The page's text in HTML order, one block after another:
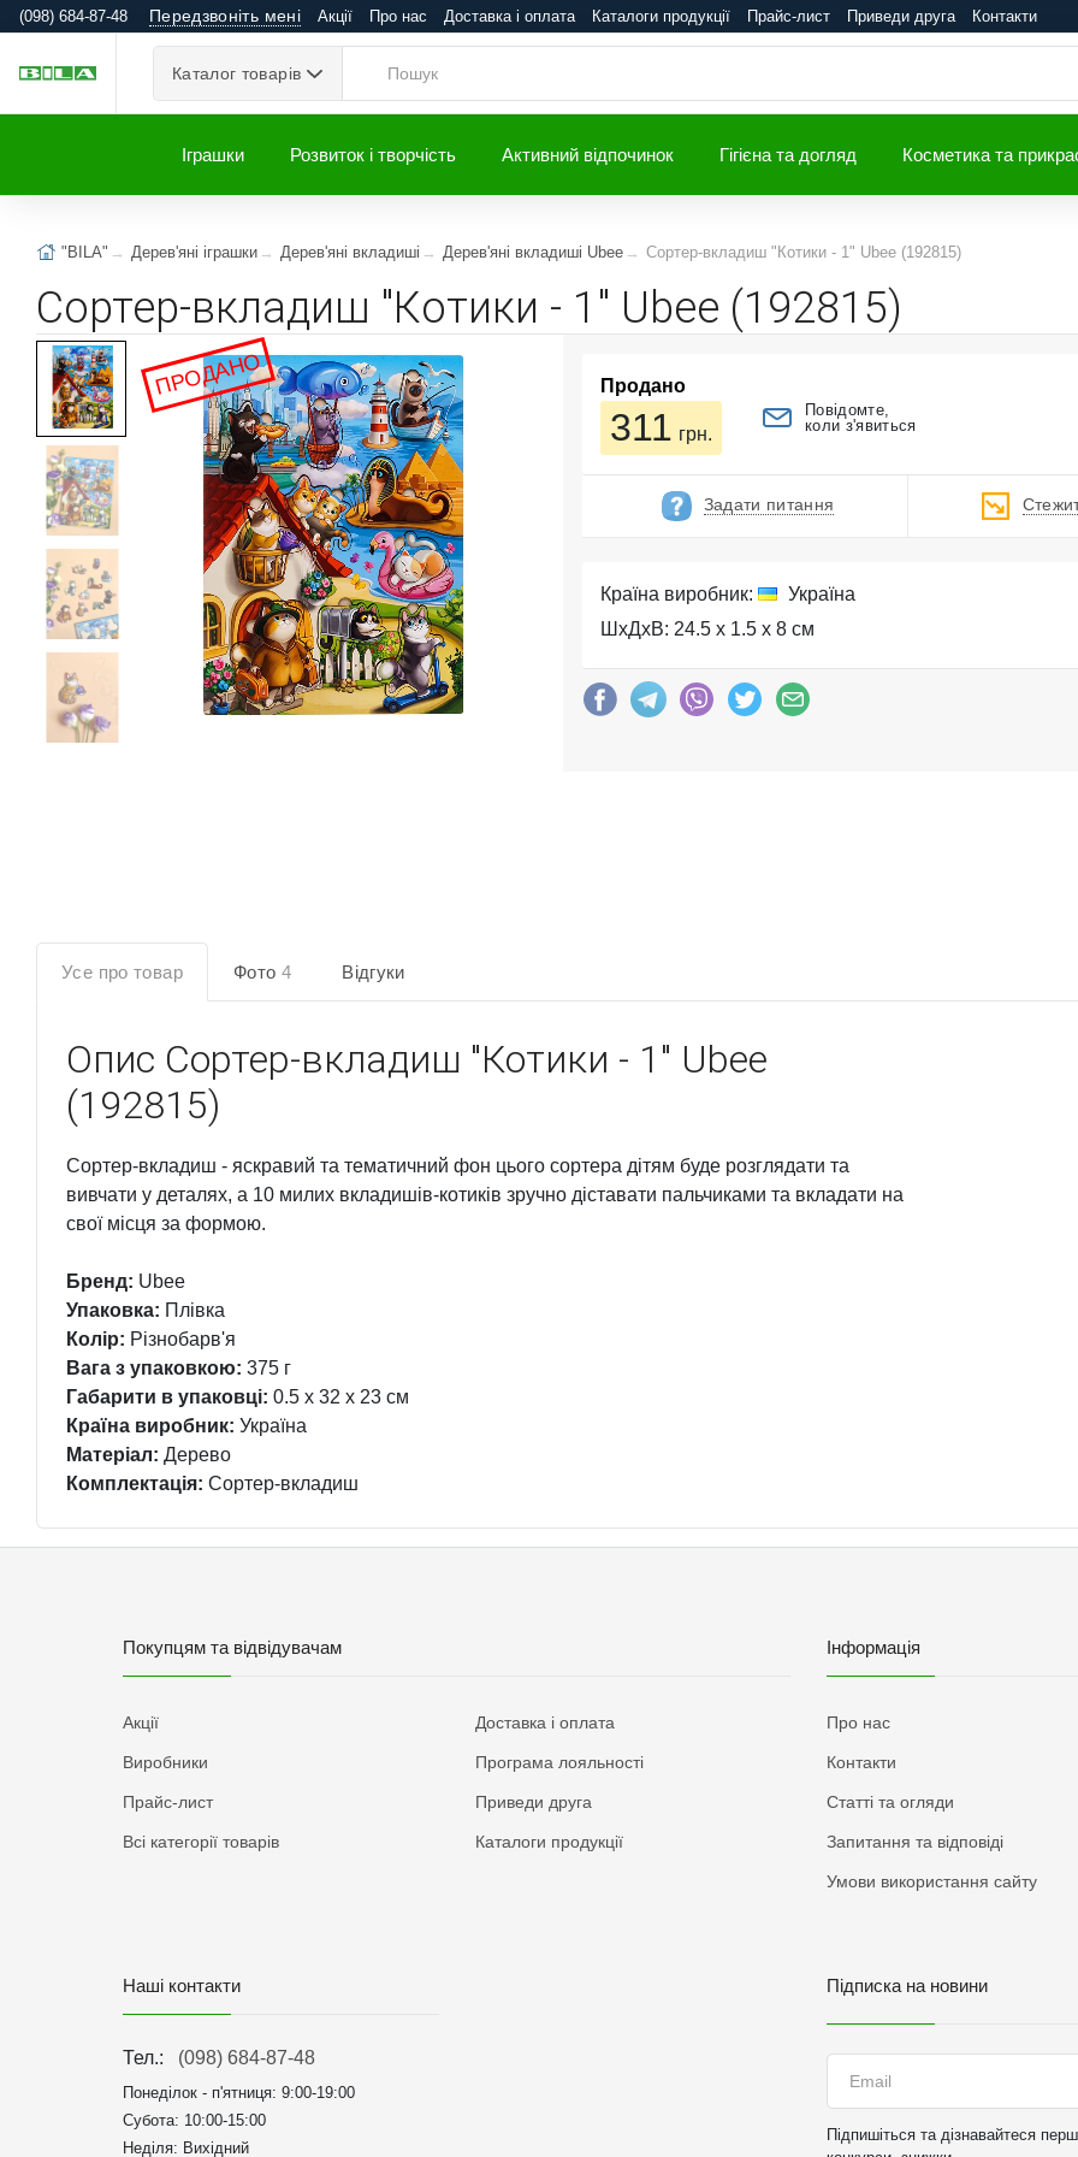
(098) 684-87-48 Передзвоніть мені Акції Про нас Доставка і оплата Каталоги продукції Прайс-лист Приведи друга Контакти
Каталог товарів
Іграшки Розвиток і творчість Активний відпочинок Гігієна та догляд Косметика та
"BILA" Дерев'яні іграшки Дерев'яні вкладиші Дерев'яні вкладиші Ubee Сортер-вкладиш "Котики - 1" Ubee (192815)
Сортер-вкладиш "Котики - 1" Ubee (192815)
ПРОДАНО Продано
311 грн.
Повідомте,
коли з'явиться
Задати питання
Країна виробник:
Україна
ШхДхВ: 24.5 x 1.5 x 8 см
Усе про товар Фото 4 Відгуки
Опис Сортер-вкладиш "Котики - 1" Ubee
(192815)
Сортер-вкладиш - яскравий та тематичний фон цього сортера дітям буде розглядати та
вивчати у деталях, а 10 милих вкладишів-котиків зручно діставати пальчиками та вкладати на
свої місця за формою.
Бренд: Ubee
Упаковка: Плівка
Колір: Різнобарв'я
Вага з упаковкою: 375 г
Габарити в упаковці: 0.5 x 32 x 23 см
Країна виробник: Україна
Матеріал: Дерево
Комплектація: Сортер-вкладиш
Покупцям та відвідувачам
Акції
Виробники
Прайс-лист
Всі категорії товарів
Доставка і оплата
Програма лояльності
Приведи друга
Каталоги продукції
Інформація
Про нас
Контакти
Статті та огляди
Запитання та відповіді
Умови використання сайту
Наші контакти
Тел.: (098) 684-87-48
Понеділок - п'ятниця: 9:00-19:00
Субота: 10:00-15:00
Неділя: Вихідний
Підписка на новини
Підпишіться та дізнавайтеся